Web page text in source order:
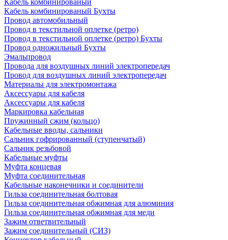
Кабель комбинированый
Кабель комбинированый Бухты
Провод автомобильный
Провод в текстильной оплетке (ретро)
Провод в текстильной оплетке (ретро) Бухты
Провод одножильный Бухты
Эмальпровод
Провода для воздушных линий электропередач
Провод для воздушных линий электропередач
Материалы для электромонтажа
Аксессуары для кабеля
Аксессуары для кабеля
Маркировка кабельная
Пружинный сжим (кольцо)
Кабельные вводы, сальники
Сальник гофрированный (ступенчатый)
Сальник резьбовой
Кабельные муфты
Муфта концевая
Муфта соединительная
Кабельные наконечники и соединители
Гильза соединительная болтовая
Гильза соединительная обжимная для алюминия
Гильза соединительная обжимная для меди
Зажим ответвительный
Зажим соединительный (СИЗ)